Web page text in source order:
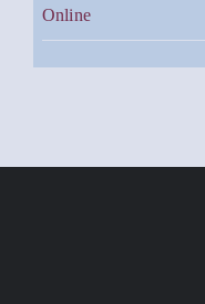
Online